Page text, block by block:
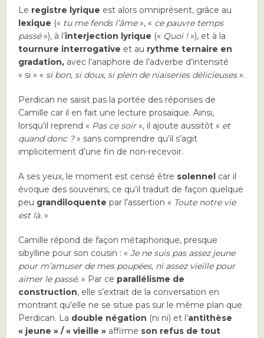
Le registre lyrique est alors omniprésent, grâce au
lexique (« tu me fends l’âme», « ce pauvre temps
passé»), à l’interjection lyrique (« Quoi !»), et à la
tournure interrogative et au rythme ternaire en
gradation, avec l’anaphore de l’adverbe d’intensité
« si » « si bon, si doux, si plein de niaiseries délicieuses».
Perdican ne saisit pas la portée des réponses de
Camille car il en fait une lecture prosaïque. Ainsi,
lorsqu’il reprend « Pas ce soir», il ajoute aussitôt « et
quand donc ?» sans comprendre qu’il s’agit
implicitement d’une fin de non-recevoir.
A ses yeux, le moment est censé être solennel car il
évoque des souvenirs, ce qu’il traduit de façon quelque
peu grandiloquente par l’assertion « Toute notre vie
est là.»
Camille répond de façon métaphorique, presque
sibylline pour son cousin : «Je ne suis pas assez jeune
pour m’amuser de mes poupées, ni assez vieille pour
aimer le passé.» Par ce parallélisme de
construction, elle s’extrait de la conversation en
montrant qu’elle ne se situe pas sur le même plan que
Perdican. La double négation (ni ni) et l’antithèse
« jeune » / « vieille » affirme son refus de tout